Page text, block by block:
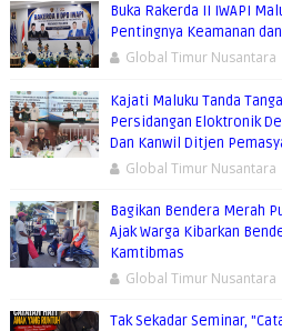
Buka Rakerda II IWAPI
Pentingnya Keamanan
Global Timur Nusantara
Kajati Maluku Tanda
Persidangan Eloktronik
Dan Kanwil Ditjen
Global Timur Nusantara
Bagikan Bendera Merah
Ajak Warga Kibarkan
Kamtibmas
Global Timur Nusantara
Tak Sekadar Seminar,